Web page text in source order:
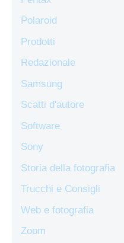
Polaroid
Prodotti
Redazionale
Samsung
Scatti d'autore
Software
Sony
Storia della fotografia
Trucchi e Consigli
Web e fotografia
Zoom